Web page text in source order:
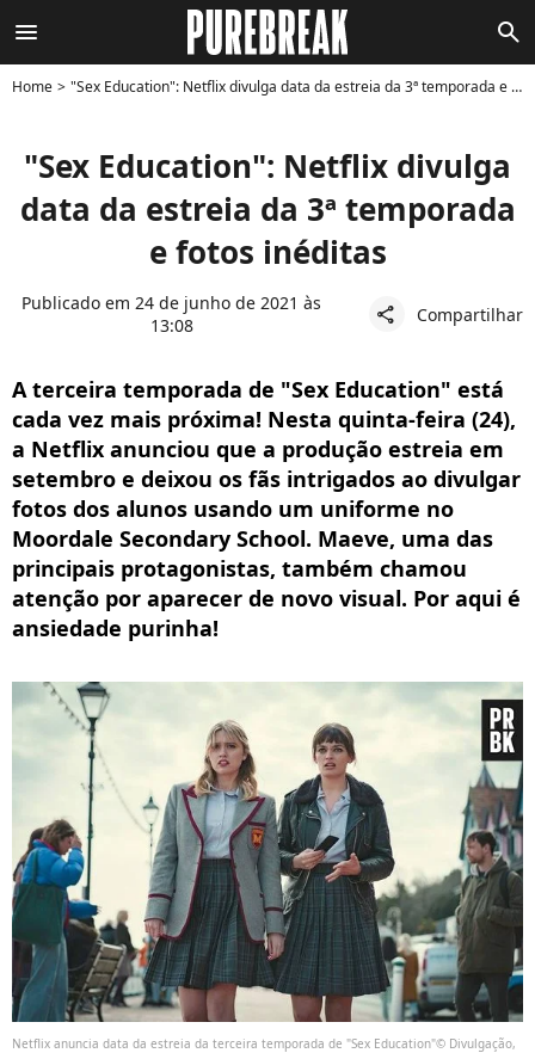
menu search
Home "Sex Education": Netflix divulga data da estreia da 3ª temporada e fotos inéditas
"Sex Education": Netflix divulga
data da estreia da 3ª temporada
e fotos inéditas
Publicado em 24 de junho de 2021 às
13:08
share Compartilhar
A terceira temporada de "Sex Education" está
cada vez mais próxima! Nesta quinta-feira (24),
a Netflix anunciou que a produção estreia em
setembro e deixou os fãs intrigados ao divulgar
fotos dos alunos usando um uniforme no
Moordale Secondary School. Maeve, uma das
principais protagonistas, também chamou
atenção por aparecer de novo visual. Por aqui é
ansiedade purinha!
Netflix anuncia data da estreia da terceira temporada de "Sex Education"© Divulgação,